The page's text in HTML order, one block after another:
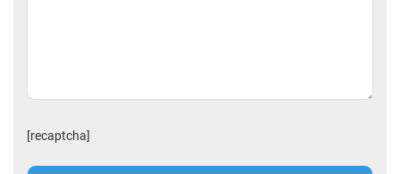
[recaptcha]